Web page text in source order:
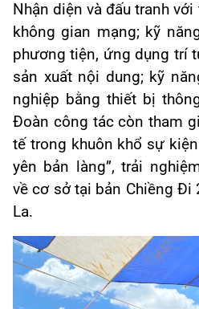
Nhận diện và đấu tranh
không gian mạng; kỹ
phương tiện, ứng dụng trí
sản xuất nội dung; kỹ
nghiệp bằng thiết bị
Đoàn công tác còn tham
tế trong khuôn khổ sự
yên bản làng”, trải
về cơ sở tại bản Chiềng Đi
La.